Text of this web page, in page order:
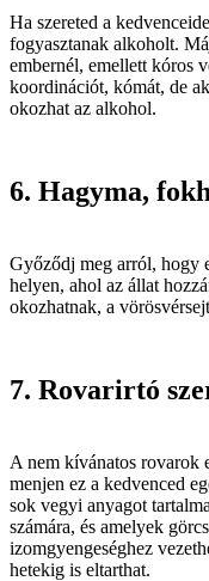
Ha szereted a
fogyasztanak alkoholt.
embernél, emellett kóros
koordinációt, kómát, de
okozhat az alkohol.
6. Hagyma,
Győződj meg arról, hogy
helyen, ahol az állat
okozhatnak, a
7. Rovarirtó
A nem kívánatos rovarok
menjen ez a kedvenced
sok vegyi anyagot
számára, és amelyek
izomgyengeséghez
hetekig is eltarthat.